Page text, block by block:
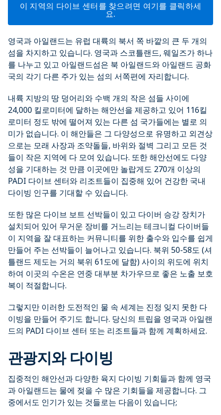
이 지역의 다이브 센터를 찾으려면 여기를 클릭하세
요.
영국과 아일랜드는 유럽 대륙의 북서 쪽 바깥의 큰 두 개의
섬을 차지하고 있습니다. 영국과 스코틀랜드, 웨일즈가 하나
를 나누고 있고 아일랜드섬은 북 아일랜드와 아일랜드 공화
국의 각기 다른 주가 있는 섬의 서쪽편에 자리합니다.
내륙 지방의 땅 덩어리와 수백 개의 작은 섬들 사이에
24,000 킬로미터에 달하는 해안선을 제공하고 있어 116킬
로미터 정도 밖에 떨어져 있는 다른 섬 국가들에는 별로 의
미가 없습니다. 이 해안들은 그 다양성으로 유명하고 외견상
으로는 모래 사장과 조약돌들, 바위와 절벽 그리고 모든 것
들이 작은 지역에 다 모여 있습니다. 또한 해안선에도 다양
성을 기대하는 것 만큼 이곳에만 놀랍게도 270개 이상의
PADI 다이브 센터와 리조트들이 집중해 있어 건강한 국내
다이빙 인구를 기대할 수 있습니다.
또한 많은 다이브 보트 선박들이 있고 다이버 승강 장치가
설치되어 있어 무거운 장비를 거느리는 테크니컬 다이버들
이 지역을 잘 대표하는 커뮤니티를 위한 출수와 입수를 쉽게
만들어 주는 선박들이 늘어나고 있습니다. 북위 50-58도 (셔
틀랜드 제도는 거의 북위 61도에 달함) 사이의 위도에 위치
하여 이곳의 수온은 연중 대부분 차가우므로 좋은 노출 보호
복이 적절합니다.
그렇지만 이러한 도전적인 물 속 세계는 진정 잊지 못한 다
이빙을 만들어 주기도 합니다. 당신의 트립을 영국과 아일랜
드의 PADI 다이브 센터 또는 리조트들과 함께 계획하세요.
관광지와 다이빙
집중적인 해안선과 다양한 육지 다이빙 기회들과 함께 영국
과 아일랜드는 물에 젖을 수 많은 기회들을 제공합니다. 그
중에서도 인기가 있는 것들로는 다음이 있습니다;